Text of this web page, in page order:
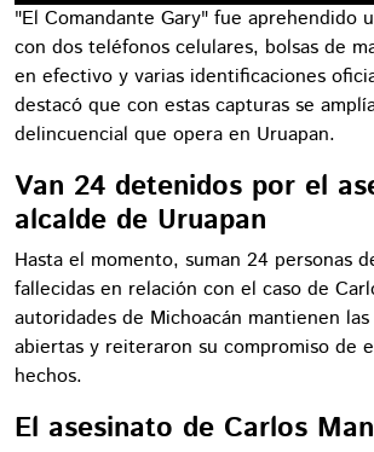
"El Comandante Gary" fue aprehendido
con dos teléfonos celulares, bolsas de
en efectivo y varias identificaciones
destacó que con estas capturas se
delincuencial que opera en Uruapan.
Van 24 detenidos por el
alcalde de Uruapan
Hasta el momento, suman 24 personas
fallecidas en relación con el caso de
autoridades de Michoacán mantienen
abiertas y reiteraron su compromiso de
hechos.
El asesinato de Carlos